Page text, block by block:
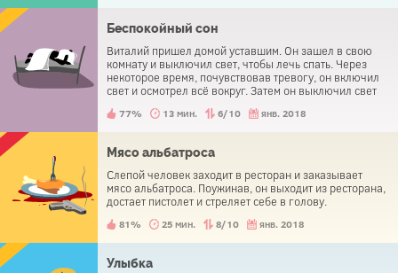
Беспокойный сон
Виталий пришел домой уставшим. Он зашел в свою
комнату и выключил свет, чтобы лечь спать. Через
некоторое время, почувствовав тревогу, он включил
свет и осмотрел всё вокруг. Затем он выключил свет
раз, прежде чем он посмотрел под свою кровать и
77% 13 мин. 6/10 янв. 2018
Мясо альбатроса
Слепой человек заходит в ресторан и заказывает
мясо альбатроса. Поужинав, он выходит из ресторана,
достает пистолет и стреляет себе в голову.
81% 25 мин. 8/10 янв. 2018
Улыбка